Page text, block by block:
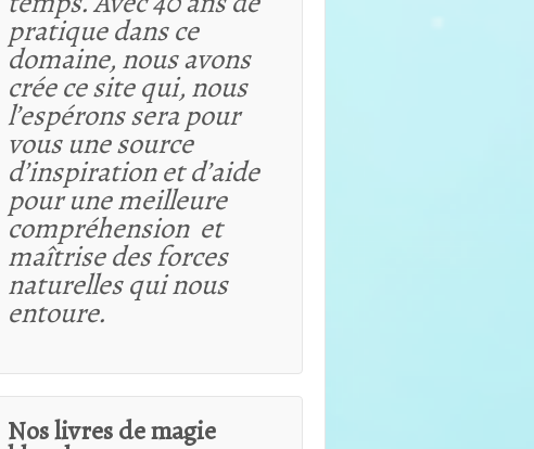
pratique dans ce
domaine, nous avons
crée ce site qui, nous
l’espérons sera pour
vous une source
d’inspiration et d’aide
pour une meilleure
compréhension et
maîtrise des forces
naturelles qui nous
entoure.
Nos livres de magie